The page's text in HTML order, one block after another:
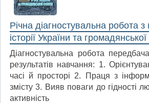
Річна діагностувальна робота
історії України та
Діагностувальна робота
результатів навчання: 1.
часі й просторі 2. Праця з
змісту 3. Вияв поваги до гідності
активність